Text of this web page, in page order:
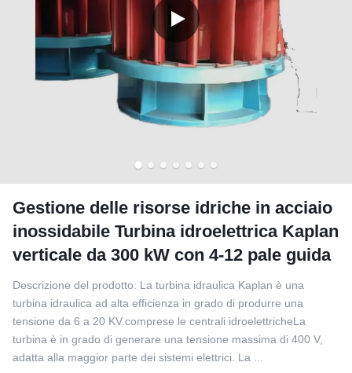
Gestione delle risorse idriche in acciaio
inossidabile Turbina idroelettrica Kaplan
verticale da 300 kW con 4-12 pale guida
Descrizione del prodotto: La turbina idraulica Kaplan è una
turbina idraulica ad alta efficienza in grado di produrre una
tensione da 6 a 20 KV.comprese le centrali idroelettricheLa
turbina è in grado di generare una tensione massima di 400 V,
adatta alla maggior parte dei sistemi elettrici. La ...